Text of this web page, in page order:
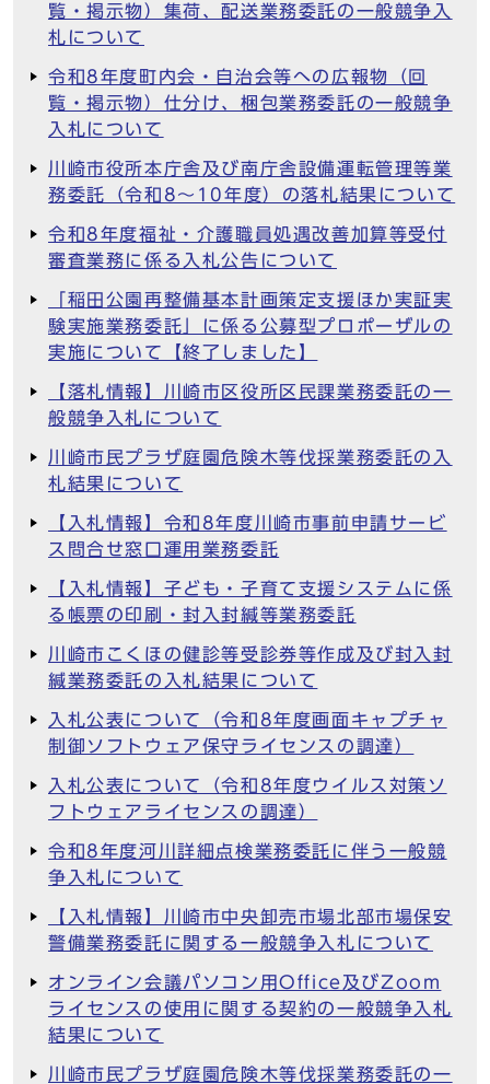
覧・掲示物）集荷、配送業務委託の一般競争入
札について
令和8年度町内会・自治会等への広報物（回
覧・掲示物）仕分け、梱包業務委託の一般競争
入札について
川崎市役所本庁舎及び南庁舎設備運転管理等業
務委託（令和8～10年度）の落札結果について
令和8年度福祉・介護職員処遇改善加算等受付
審査業務に係る入札公告について
「稲田公園再整備基本計画策定支援ほか実証実
験実施業務委託」に係る公募型プロポーザルの
実施について【終了しました】
【落札情報】川崎市区役所区民課業務委託の一
般競争入札について
川崎市民プラザ庭園危険木等伐採業務委託の入
札結果について
【入札情報】令和8年度川崎市事前申請サービ
ス問合せ窓口運用業務委託
【入札情報】子ども・子育て支援システムに係
る帳票の印刷・封入封緘等業務委託
川崎市こくほの健診等受診券等作成及び封入封
緘業務委託の入札結果について
入札公表について（令和8年度画面キャプチャ
制御ソフトウェア保守ライセンスの調達）
入札公表について（令和8年度ウイルス対策ソ
フトウェアライセンスの調達）
令和8年度河川詳細点検業務委託に伴う一般競
争入札について
【入札情報】川崎市中央卸売市場北部市場保安
警備業務委託に関する一般競争入札について
オンライン会議パソコン用Office及びZoom
ライセンスの使用に関する契約の一般競争入札
結果について
川崎市民プラザ庭園危険木等伐採業務委託の一